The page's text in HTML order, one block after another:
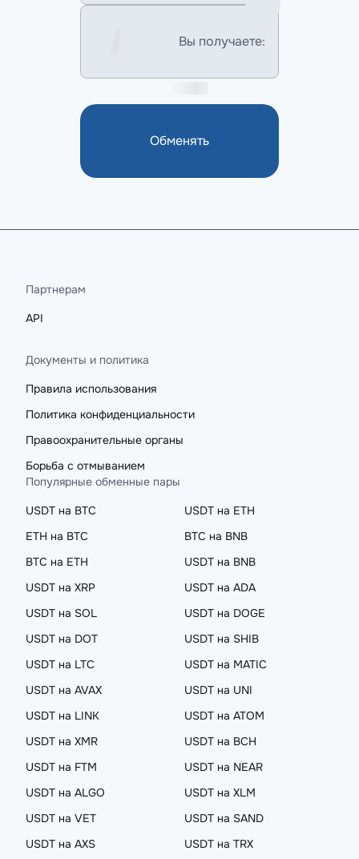
Вы получаете:
Обменять
Партнерам
API
Документы и политика
Правила использования
Политика конфиденциальности
Правоохранительные органы
Борьба с отмыванием
Популярные обменные пары
USDT на BTC
USDT на ETH
ETH на BTC
BTC на BNB
BTC на ETH
USDT на BNB
USDT на XRP
USDT на ADA
USDT на SOL
USDT на DOGE
USDT на DOT
USDT на SHIB
USDT на LTC
USDT на MATIC
USDT на AVAX
USDT на UNI
USDT на LINK
USDT на ATOM
USDT на XMR
USDT на BCH
USDT на FTM
USDT на NEAR
USDT на ALGO
USDT на XLM
USDT на VET
USDT на SAND
USDT на AXS
USDT на TRX